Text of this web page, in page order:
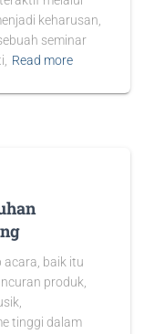
keharusan,
seminar
Read more
acara, baik itu
produk,
tinggi dalam